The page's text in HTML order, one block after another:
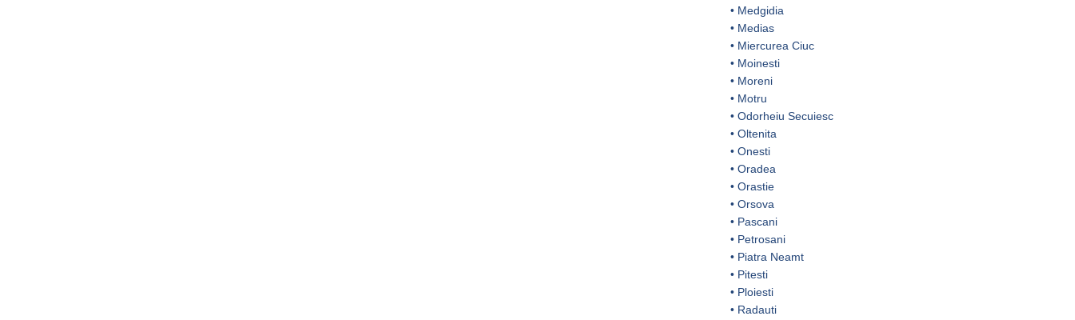
• Medgidia
• Medias
• Miercurea Ciuc
• Moinesti
• Moreni
• Motru
• Odorheiu Secuiesc
• Oltenita
• Onesti
• Oradea
• Orastie
• Orsova
• Pascani
• Petrosani
• Piatra Neamt
• Pitesti
• Ploiesti
• Radauti